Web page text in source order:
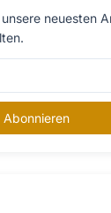
neuesten
Abonnieren